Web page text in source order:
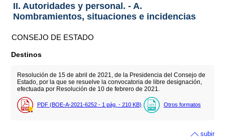
II. Autoridades y personal. - A.
Nombramientos, situaciones e incidencias
CONSEJO DE ESTADO
Destinos
Resolución de 15 de abril de 2021, de la Presidencia del Consejo de
Estado, por la que se resuelve la convocatoria de libre designación,
efectuada por Resolución de 10 de febrero de 2021.
PDF (BOE-A-2021-6252 - 1 pág. - 210 KB) Otros formatos
subir